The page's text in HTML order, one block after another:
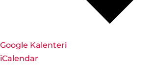
Google Kalenteri
iCalendar